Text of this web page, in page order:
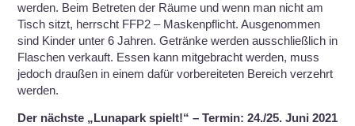
werden. Beim Betreten der Räume und wenn man nicht am
Tisch sitzt, herrscht FFP2 – Maskenpflicht. Ausgenommen
sind Kinder unter 6 Jahren. Getränke werden ausschließlich in
Flaschen verkauft. Essen kann mitgebracht werden, muss
jedoch draußen in einem dafür vorbereiteten Bereich verzehrt
werden.
Der nächste „Lunapark spielt!“ – Termin: 24./25. Juni 2021